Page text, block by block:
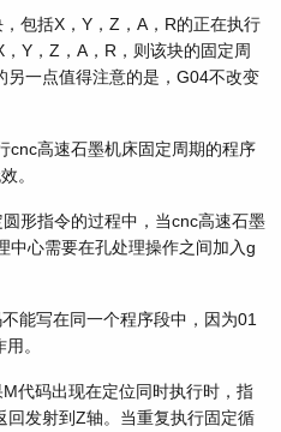
包括X，Y，Z，A，R的正在执行
Y，Z，A，R，则该块的固定周
一点值得注意的是，G04不改变
cnc高速石墨机床固定周期的程序
。
形指令的过程中，当cnc高速石墨
中心需要在孔处理操作之间加入g
能写在同一个程序段中，因为01
。
代码出现在定位同时执行时，指
发射到Z轴。当重复执行固定循